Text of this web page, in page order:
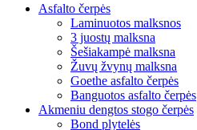
Asfalto čerpės
Laminuotos malksnos
3 juostų malksna
Šešiakampė malksna
Žuvų žvynų malksna
Goethe asfalto čerpės
Banguotos asfalto čerpės
Akmeniu dengtos stogo čerpės
Bond plytelės